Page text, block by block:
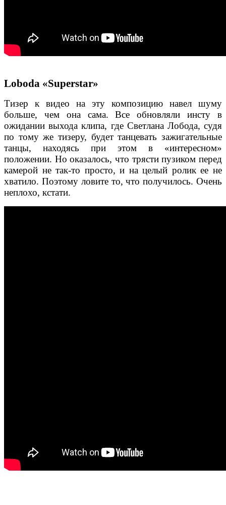
Loboda «Superstar»
Тизер к видео на эту композицию навел шуму
больше, чем она сама. Все обновляли инсту в
ожидании выхода клипа, где Светлана Лобода, судя
по тому же тизеру, будет танцевать зажигательные
танцы, находясь при этом в «интересном»
положении. Но оказалось, что трясти пузиком перед
камерой не так-то просто, и на целый ролик ее не
хватило. Поэтому ловите то, что получилось. Очень
неплохо, кстати.